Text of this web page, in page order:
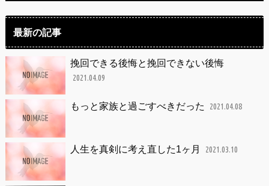
最新の記事
挽回できる後悔と挽回できない後悔
2021.04.09
もっと家族と過ごすべきだった 2021.04.08
人生を真剣に考え直した1ヶ月 2021.03.10